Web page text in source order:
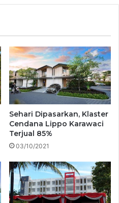
Sehari Dipasarkan, Klaster
Cendana Lippo Karawaci
Terjual 85%
03/10/2021